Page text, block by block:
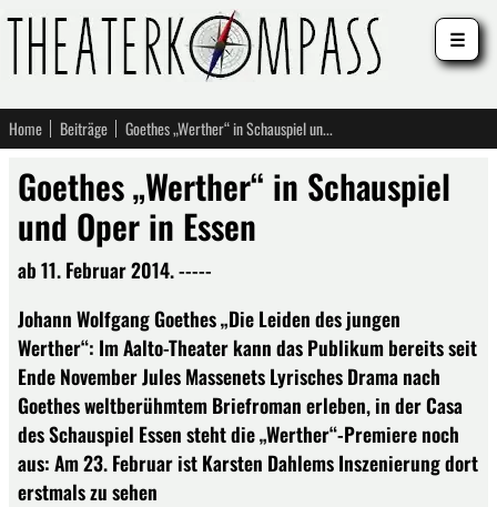
Home Beiträge Goethes „Werther“ in Schauspiel und Oper in Essen
Goethes „Werther“ in Schauspiel
und Oper in Essen
ab 11. Februar 2014. -----
Johann Wolfgang Goethes „Die Leiden des jungen
Werther“: Im Aalto-Theater kann das Publikum bereits seit
Ende November Jules Massenets Lyrisches Drama nach
Goethes weltberühmtem Briefroman erleben, in der Casa
des Schauspiel Essen steht die „Werther“-Premiere noch
aus: Am 23. Februar ist Karsten Dahlems Inszenierung dort
erstmals zu sehen
☰